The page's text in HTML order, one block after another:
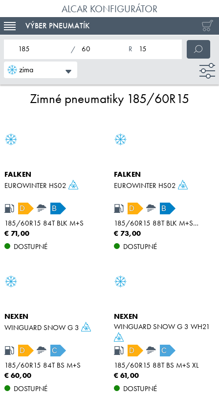
ALCAR KONFIGURÁTOR
TOGGLE NAVIGATION
VÝBER PNEUMATÍK
zima
nominálna šírka pneumatiky
profil pneumatiky
nominálny priemer pneumatiky
Zimné pneumatiky 185/60R15
FALKEN
EUROWINTER HS02
D B
185/60R15 84T BLK M+S
€ 71,00
DOSTUPNÉ
FALKEN
EUROWINTER HS02
D B
185/60R15 88T BLK M+S XL
€ 73,00
DOSTUPNÉ
NEXEN
WINGUARD SNOW G 3
D C
185/60R15 84T BS M+S
€ 60,00
DOSTUPNÉ
NEXEN
WINGUARD SNOW G 3 WH21
D C
185/60R15 88T BS M+S XL
€ 61,00
DOSTUPNÉ